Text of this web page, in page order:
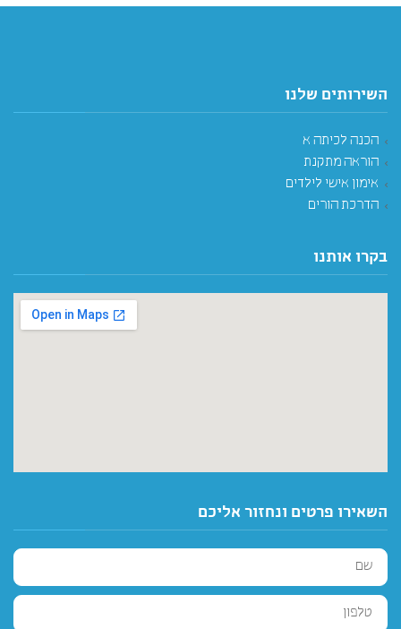
השירותים שלנו
הכנה לכיתה א
הוראה מתקנת
אימון אישי לילדים
הדרכת הורים
בקרו אותנו
השאירו פרטים ונחזור אליכם
שם
טלפון